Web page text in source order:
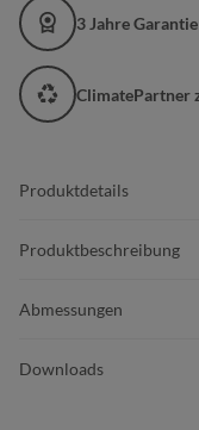
3 Jahre Garantie
ClimatePartner
Produktdetails
Produktbeschreibung
Abmessungen
Downloads